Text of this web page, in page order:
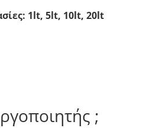
1lt, 5lt, 10lt, 20lt
;